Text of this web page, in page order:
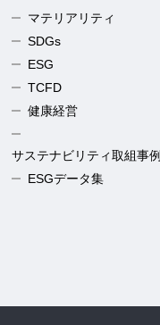
マテリアリティ
SDGs
ESG
TCFD
健康経営
サステナビリティ取組事例
ESGデータ集